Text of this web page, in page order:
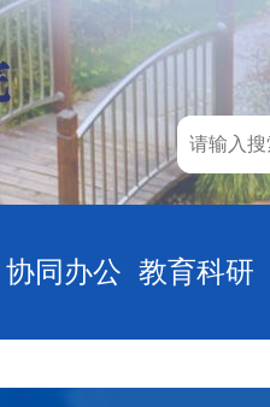
协同办公 教育科研